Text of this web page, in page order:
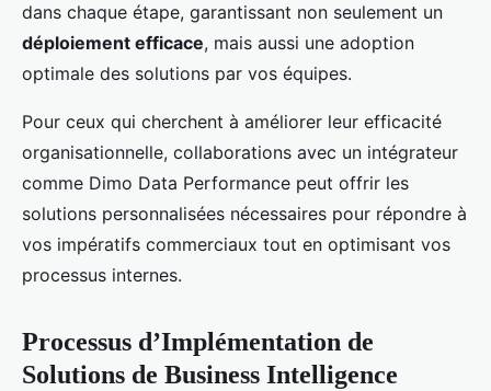
dans chaque étape, garantissant non seulement un
déploiement efficace, mais aussi une adoption
optimale des solutions par vos équipes.
Pour ceux qui cherchent à améliorer leur efficacité
organisationnelle, collaborations avec un intégrateur
comme Dimo Data Performance peut offrir les
solutions personnalisées nécessaires pour répondre à
vos impératifs commerciaux tout en optimisant vos
processus internes.
Processus d’Implémentation de
Solutions de Business Intelligence